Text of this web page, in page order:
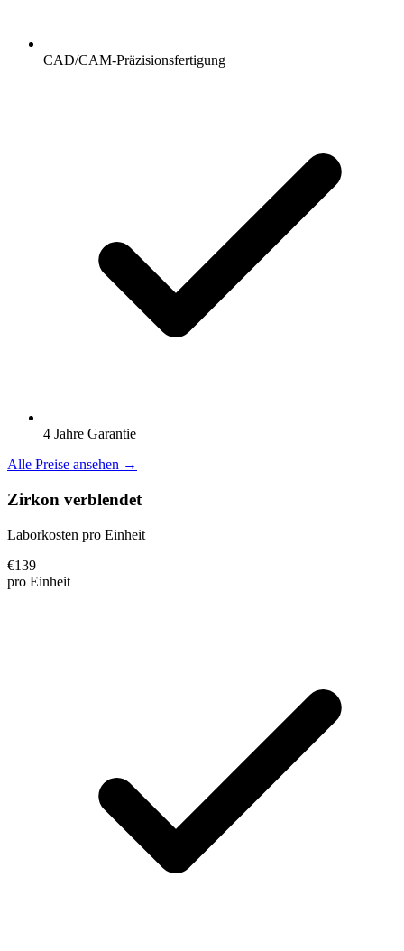
CAD/CAM-Präzisionsfertigung
4 Jahre Garantie
Alle Preise ansehen →
Zirkon verblendet
Laborkosten pro Einheit
€139
pro Einheit